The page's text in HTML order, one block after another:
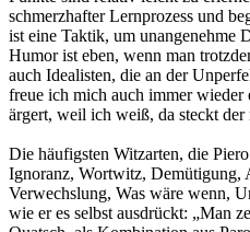
schmerzhafter Lernprozess und
ist eine Taktik, um unangenehme
Humor ist eben, wenn man
auch Idealisten, die an der
freue ich mich auch immer wieder
ärgert, weil ich weiß, da steckt der
Die häufigsten Witzarten, die
Ignoranz, Wortwitz, Demütigung,
Verwechslung, Was wäre wenn,
wie er es selbst ausdrückt: „Man